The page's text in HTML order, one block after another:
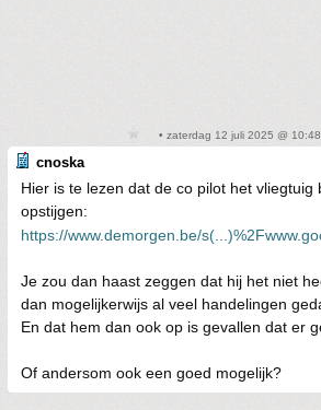
• zaterdag 12 juli 2025 @ 10:48
cnoska
Hier is te lezen dat de co pilot het vliegtuig
opstijgen:
https://www.demorgen.be/
Je zou dan haast zeggen dat hij het niet
dan mogelijkerwijs al veel handelingen
En dat hem dan ook op is gevallen dat er
Of andersom ook een goed mogelijk?